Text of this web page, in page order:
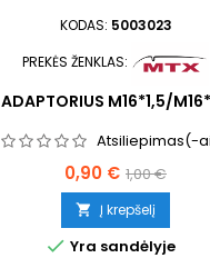
KODAS: 5003023
PREKĖS ŽENKLAS:
ADAPTORIUS M16*1,5/
Atsiliepimas(-
Kaina
0,90 € Bazinė
kaina
1,00 €
 Į krepšelį
 Yra sandėlyje